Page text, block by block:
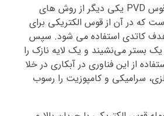
رسوب قوس خلاء یا قوس PVD یکی دیگر از روش های
که در آن از قوس الکتریکی برای
کاتدی استفاده می شود. سپس
بستر می‌نشیند و یک لایه نازک را
از این فناوری در آبکاری در خلا
سرامیکی و کامپوزیت را رسوب